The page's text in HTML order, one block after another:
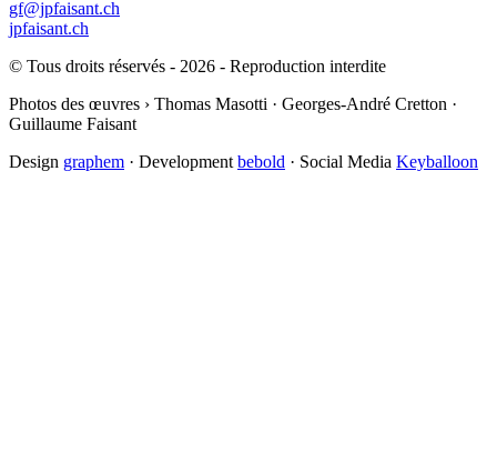
gf@jpfaisant.ch
jpfaisant.ch
© Tous droits réservés - 2026 - Reproduction interdite
Photos des œuvres › Thomas Masotti · Georges-André Cretton ·
Guillaume Faisant
Design graphem · Development bebold · Social Media Keyballoon